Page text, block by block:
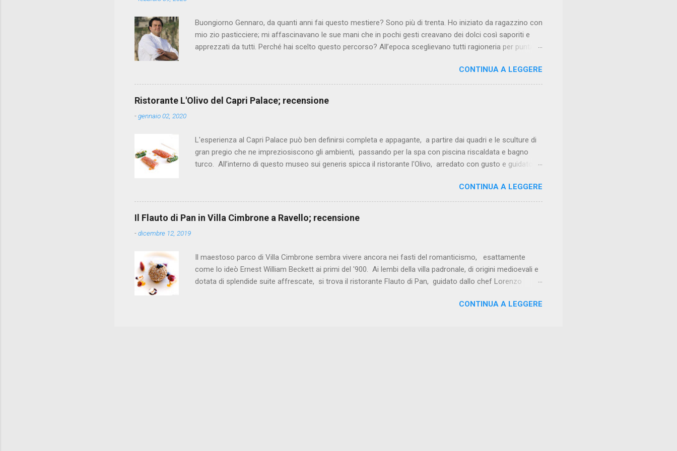
Buongiorno Gennaro, da quanti anni fai questo mestiere? Sono più di trenta. Ho iniziato da ragazzino con
mio zio pasticciere; mi affascinavano le sue mani che in pochi gesti creavano dei dolci così saporiti e
apprezzati da tutti. Perché hai scelto questo percorso? All’epoca sceglievano tutti ragioneria per puntare
alla prova con le sfide più ardite. Il cuoco in quegli anni era un lavoro poco stimato, ma era esattamente
quello che cercavo, una vita non facile, per dimostrare il mio valore senza alcun tipo di scorciatoia. Il
primo ristorante dove hai lavorato? Si chiama Mustafà, a pochi metri da qui, dove ho iniziato preparando
i crocchè di patate. Sono rimasto quattro anni in cui ho imparato tanto, fino ad arrivare al ruolo di sous
CONTINUA A LEGGERE
Ristorante L'Olivo del Capri Palace; recensione
-gennaio 02, 2020
L'esperienza al Capri Palace può ben definirsi completa e appagante, a partire dai quadri e le sculture di
gran pregio che ne impreziosiscono gli ambienti, passando per la spa con piscina riscaldata e bagno
turco. All’interno di questo museo sui generis spicca il ristorante l'Olivo, arredato con gusto e guidato
ricercata. Ottima partenza con il fantasioso mosaico di mare, elegante composizione di pesci e
crostacei crudi, marinati e cotti. I carciofi alla brace sono arricchiti da una salsa al prezzemolo e della
maionese all’aglio, mentre il caviale di agrumi dona equilibrio con la giusta acidità. I tagliolini al limone con
burrata, gamberi rossi e asparagi di mare, coccolano palato e vista con estrema coerenza. I tortelli ai
CONTINUA A LEGGERE
Il Flauto di Pan in Villa Cimbrone a Ravello; recensione
-dicembre 12, 2019
Il maestoso parco di Villa Cimbrone sembra vivere ancora nei fasti del romanticismo, esattamente
come lo ideò Ernest William Beckett ai primi del '900. Ai lembi della villa padronale, di origini medioevali e
dotata di splendide suite affrescate, si trova il ristorante Flauto di Pan, guidato dallo chef Lorenzo
esempio ne è il tuorlo d'uovo marinato, con cavolo fondente, provolone del monaco, tartufo nero e
CONTINUA A LEGGERE